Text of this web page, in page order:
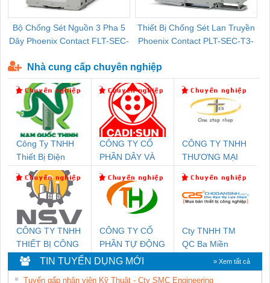
Bộ Chống Sét Nguồn 3 Pha 5
Dây Phoenix Contact FLT-SEC-
Thiết Bị Chống Sét Lan Truyền
Phoenix Contact PLT-SEC-T3-
Nhà cung cấp chuyên nghiệp
Công Ty TNHH
Thiết Bị Điện
Nam Quốc Thịnh
CÔNG TY CỔ
PHẦN DÂY VÀ
THƯỢNG ĐÌNH
CÔNG TY TNHH
THƯƠNG MẠI
NAM
CÔNG TY TNHH
THIẾT BỊ CÔNG
NGHIỆP NIHON
SETSUBI VIỆT
CÔNG TY CỔ
PHẦN TỰ ĐỘNG
TIẾN HƯNG
Cty TNHH TM
QC Ba Miền
TIN TUYỂN DỤNG MỚI » Xem tất cả
Tuyển gấp nhân viên Kỹ Thuật - Cty SMC Engineering